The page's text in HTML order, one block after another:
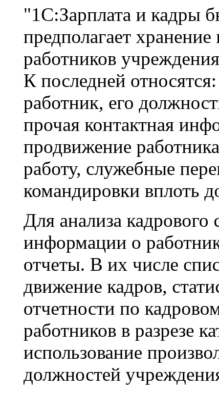
"1С:Зарплата и кадры
предполагает
работников
К последней
работник, его
прочая контактная
продвижение
работу, служебные
командировки вплоть
Для анализа кадрового
информации о
отчеты. В их числе
движение кадров,
отчетности по
работников в разрезе
использование
должностей